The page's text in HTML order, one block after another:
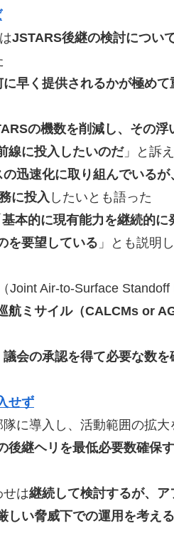
JSTARS後継の検討につい
早く提供されるかが極めて
の機数を削減し、その
線に投入したいのだ」と訴
の迅速化に取り組んでいる
に投入 したいとも語った
基本的に現有能力を継続的
を要望している 」とも説明
Joint Air-to-Surface
航ミサイル（CALCMs or
会の承認を得て必要な数を
せず
に導入し、活動範囲の拡大
後継ヘリを最低必要数確保
せは継続して検討するが、
しい脅威下での運用を考え